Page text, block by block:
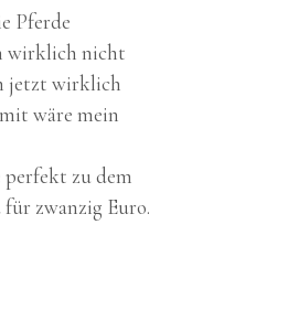
Pferde
wirklich nicht
jetzt wirklich
wäre mein
zu dem
zwanzig Euro.